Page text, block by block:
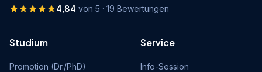
4,84 von 5 · 19 Bewertungen
Studium
Promotion (Dr./PhD)
Service
Info-Session